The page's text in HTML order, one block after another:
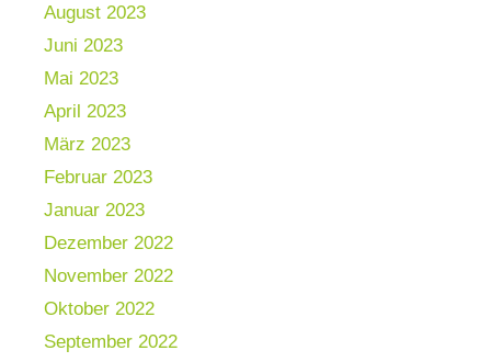
August 2023
Juni 2023
Mai 2023
April 2023
März 2023
Februar 2023
Januar 2023
Dezember 2022
November 2022
Oktober 2022
September 2022